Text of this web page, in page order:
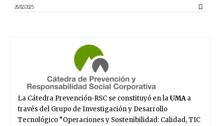
26/02/2025
La Cátedra Prevención-RSC se constituyó en laUMAa
través del Grupo de Investigación y Desarrollo
Tecnológico “Operaciones y Sostenibilidad: Calidad, TIC